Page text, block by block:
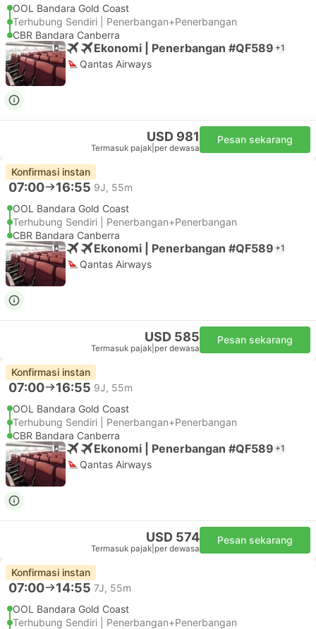
OOL Bandara Gold Coast
Terhubung Sendiri | Penerbangan+Penerbangan
CBR Bandara Canberra
Ekonomi | Penerbangan #QF589 +1
Qantas Airways
USD 981
Termasuk pajak per dewasa
Pesan sekarang
Konfirmasi instan
07:00 16:55 9J, 55m
OOL Bandara Gold Coast
Terhubung Sendiri | Penerbangan+Penerbangan
CBR Bandara Canberra
Ekonomi | Penerbangan #QF589 +1
Qantas Airways
USD 585
Termasuk pajak per dewasa
Pesan sekarang
Konfirmasi instan
07:00 16:55 9J, 55m
OOL Bandara Gold Coast
Terhubung Sendiri | Penerbangan+Penerbangan
CBR Bandara Canberra
Ekonomi | Penerbangan #QF589 +1
Qantas Airways
USD 574
Termasuk pajak per dewasa
Pesan sekarang
Konfirmasi instan
07:00 14:55 7J, 55m
OOL Bandara Gold Coast
Terhubung Sendiri | Penerbangan+Penerbangan